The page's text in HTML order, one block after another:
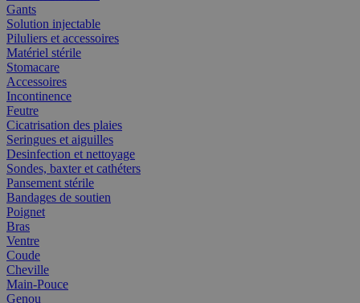
Gants
Solution injectable
Piluliers et accessoires
Matériel stérile
Stomacare
Accessoires
Incontinence
Feutre
Cicatrisation des plaies
Seringues et aiguilles
Desinfection et nettoyage
Sondes, baxter et cathéters
Pansement stérile
Bandages de soutien
Poignet
Bras
Ventre
Coude
Cheville
Main-Pouce
Genou